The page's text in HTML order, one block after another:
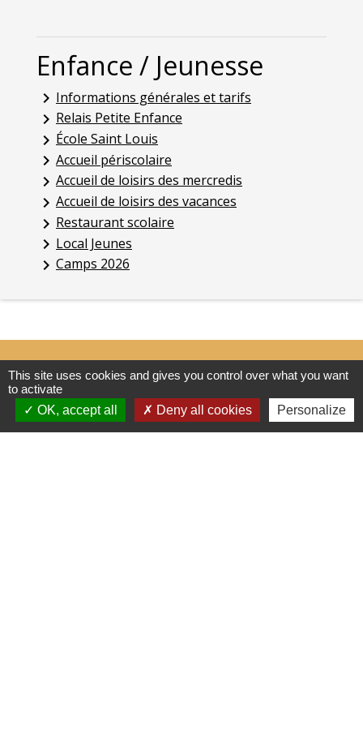
Enfance / Jeunesse
keyboard_arrow_right Informations générales et tarifs
keyboard_arrow_right Relais Petite Enfance
keyboard_arrow_right École Saint Louis
keyboard_arrow_right Accueil périscolaire
keyboard_arrow_right Accueil de loisirs des mercredis
keyboard_arrow_right Accueil de loisirs des vacances
keyboard_arrow_right Restaurant scolaire
keyboard_arrow_right Local Jeunes
keyboard_arrow_right Camps 2026
Contacts
This site uses cookies and gives you control over what you want
to activate
OK, accept all
Deny all cookies Personalize